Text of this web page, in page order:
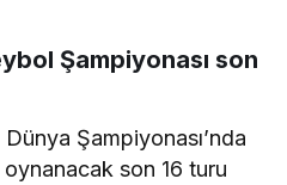
Şampiyonası son
Şampiyonası’nda
son 16 turu